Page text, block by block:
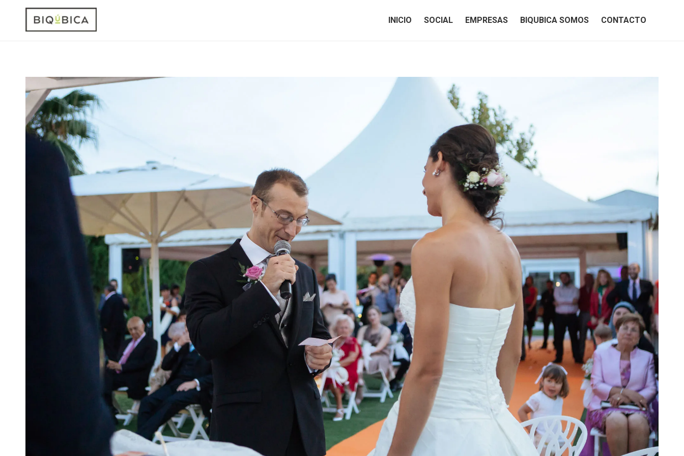
INICIO SOCIAL EMPRESAS BIQUBICA SOMOS CONTACTO
INICIO SOCIAL EMPRESAS BIQUBICA SOMOS CONTACTO